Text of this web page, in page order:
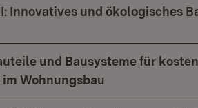
Innovatives und ökologisches
und Bausysteme für
Wohnungsbau